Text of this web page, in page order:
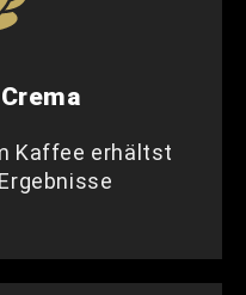
Kaffee erhältst